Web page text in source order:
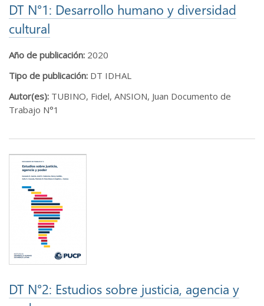
DT N°1: Desarrollo humano y diversidad
cultural
Año de publicación: 2020
Tipo de publicación: DT IDHAL
Autor(es): TUBINO, Fidel, ANSION, Juan Documento de
Trabajo N°1
DT N°2: Estudios sobre justicia, agencia y